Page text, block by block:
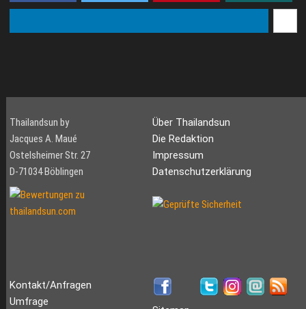
Thailandsun by
Jacques A. Maué
Ostelsheimer Str. 27
D-71034 Böblingen
Über Thailandsun
Die Redaktion
Impressum
Datenschutzerklärung
Kontakt/Anfragen
Umfrage